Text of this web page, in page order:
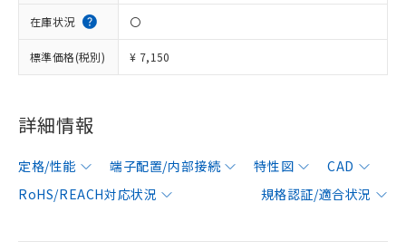
在庫状況 〇
標準価格(税別) ¥ 7,150
詳細情報
定格/性能 端子配置/内部接続 特性図
CAD
RoHS/REACH対応状況
規格認証/適合状況